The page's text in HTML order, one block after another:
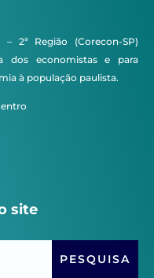
2ª Região (Corecon-SP)
dos economistas e para
à população paulista.
site